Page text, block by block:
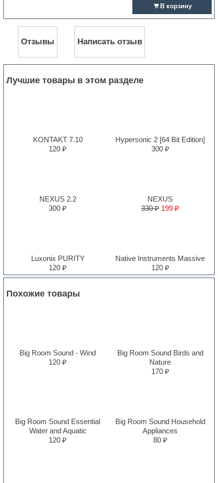
В корзину
Отзывы Написать отзыв
Лучшие товары в этом разделе
KONTAKT 7.10
120 ₽
Hypersonic 2 [64 Bit Edition]
300 ₽
NEXUS 2.2
300 ₽
NEXUS
330 ₽ 199 ₽
Luxonix PURITY
120 ₽
Native Instruments Massive
120 ₽
Похожие товары
Big Room Sound - Wind
120 ₽
Big Room Sound Birds and
Nature
170 ₽
Big Room Sound Essential
Water and Aquatic
120 ₽
Big Room Sound Household
Appliances
80 ₽